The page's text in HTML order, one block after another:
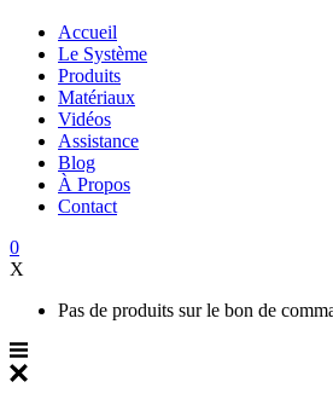
Accueil
Le Système
Produits
Matériaux
Vidéos
Assistance
Blog
À Propos
Contact
0
X
Pas de produits sur le bon de